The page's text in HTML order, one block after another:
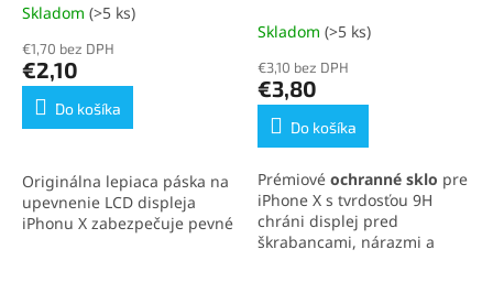
Priemerné
produktu
je
5,0
Skladom (>5 ks)
€1,70 bez DPH
€2,10
Do košíka
Originálna lepiaca páska na
upevnenie LCD displeja
iPhonu X zabezpečuje pevné
Skladom (>5 ks)
€3,10 bez DPH
€3,80
Do košíka
Prémiové ochranné sklo pre
iPhone X s tvrdosťou 9H
chráni displej pred
škrabancami, nárazmi a